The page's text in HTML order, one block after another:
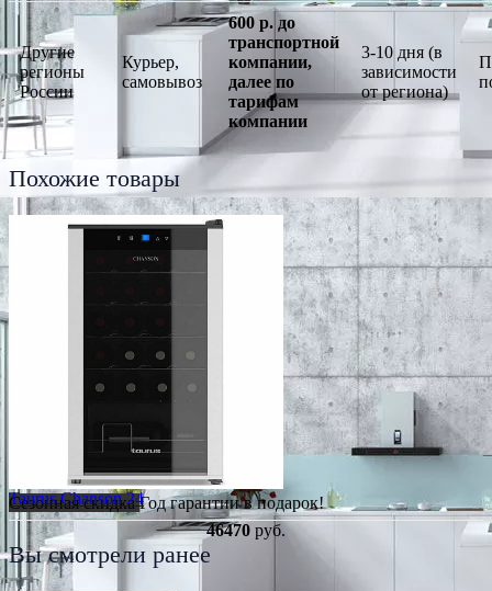
Другие
регионы
России
Курьер,
самовывоз
600 р. до
транспортной
компании,
далее по
тарифам
компании
3-10 дня (в
зависимости
от региона)
Похожие товары
Сезонная скидкаГод гарантии в подарок!
Taurus Chanson 24
46470 руб.
Вы смотрели ранее